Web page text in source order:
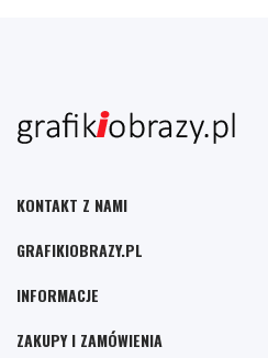
KONTAKT Z NAMI
GRAFIKIOBRAZY.PL
INFORMACJE
ZAKUPY I ZAMÓWIENIA